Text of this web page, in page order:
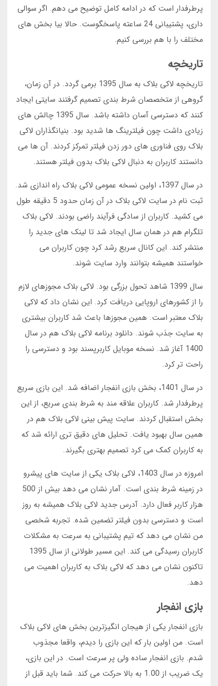
پرطرفدار است که در ادامه کامل توضیح می دهم. اگر سوالی
داری، پشتیبانی 24 ساعته پاسخگوست. حالا بیا بخش های
مختلف را با هم بررسی کنیم.
تاریخچه
تاریخچه لاکی بلاک به سال 1395 برمی گردد. در آن زمان،
گروهی از متخصصان شرط بندی تصمیم گرفتند سایتی ایجاد
کنند که دسترسی آسان داشته باشد. سال 1395 چالش های
زیادی داشت چون فیلترینگ ها شدید بود. بنیانگذاران لاکی
بلاک روی فناوری های دور زدن فیلتر تمرکز کردند. آن ها می
دانستند کاربران به دنبال لاکی بلاک بدون فیلتر هستند.
در سال 1397، اولین نسخه عمومی لاکی بلاک راه اندازی شد.
ثبت نام در سایت لاکی بلاک در آن زمان حدود 5 دقیقه طول
می کشید. کاربران از سادگی فرآیند راضی بودند. لاکی بلاک
تلگرام هم در همان سال ایجاد شد تا لینک های جدید را
منتشر کند. این کانال سریع رشد کرد چون کاربران می
خواستند همیشه بتوانند وارد سایت شوند.
سال 1399 شاهد تحول بزرگی بود. لاکی بلاک مجوزهای لازم
را از کشورهای اروپایی دریافت کرد. این نشان داد که لاکی
بلاک معتبر است. همین مجوزها باعث شد کاربران بیشتری
به سایت جذب شوند. دانلود برنامه لاکی بلاک هم در سال
1400 آغاز شد. نسخه موبایل کاربرپسند بود و دسترسی را
راحت تر کرد.
در سال 1401، بخش بازی انفجار اضافه شد. این بازی سریع
پرطرفدار شد. کاربران علاقه مند به شرط بندی سریع، از این
بخش استقبال کردند. سایت پیش بینی لاکی بلاک هم در
همین سال بهبود یافت. تحلیل های دقیق تری ارائه شد که
به کاربران کمک می کرد تصمیم بهتری بگیرند.
امروزه در سال 1403، لاکی بلاک یکی از سایت های پیشرو
در زمینه شرط بندی است. آمار نشان می دهد بیش از 500
هزار کاربر فعال دارد. آدرس جدید لاکی بلاک همیشه به روز
است و دسترسی بدون فیلتر تضمین شده. تجربه شخصی
من نشان می دهد که تیم پشتیبانی به سرعت به مشکلات
کاربران رسیدگی می کند. این مسیر طولانی از سال 1395
تاکنون نشان می دهد که لاکی بلاک به کاربران اهمیت می
دهد.
بازی انفجار
بازی انفجار یکی از هیجان انگیزترین بخش های لاکی بلاک
است. من اولین بار که این بازی را دیدم، واقعا مجذوب
شدم. بازی انفجار ساده ولی پر سرعت است. در این بازی،
یک ضریب از 1.00 به بالا حرکت می کند. شما باید قبل از